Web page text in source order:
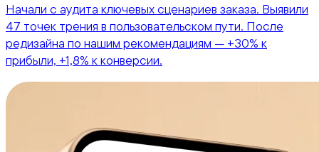
Начали с аудита ключевых сценариев заказа. Выявили
47 точек трения в пользовательском пути. После
редизайна по нашим рекомендациям — +30% к
прибыли, +1,8% к конверсии.